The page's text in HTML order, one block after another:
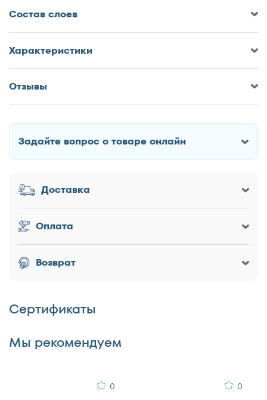
120x195
140x190
140x200
160x186
160x190
160x195
160x200
180x190
180x195
180x200
200x190
Cостав слоев
Характеристики
Отзывы
Оставить отзыв о Матрас Мир
Как Вас зовут?
Заголовок
Оценка товара
Достоинства
Задайте вопрос о товаре онлайн
Доставка
Оплата
Возврат
Сертификаты
Мы рекомендуем
0 0